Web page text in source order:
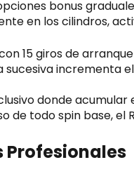
bonus
en los cilindros,
15 giros de
sucesiva incrementa
donde
de todo spin base,
Profesionales